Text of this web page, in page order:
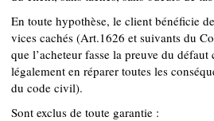
En toute hypothèse, le client bénéficie
vices cachés (Art.1626 et suivants du
que l’acheteur fasse la preuve du
légalement en réparer toutes les
du code civil).
Sont exclus de toute garantie :